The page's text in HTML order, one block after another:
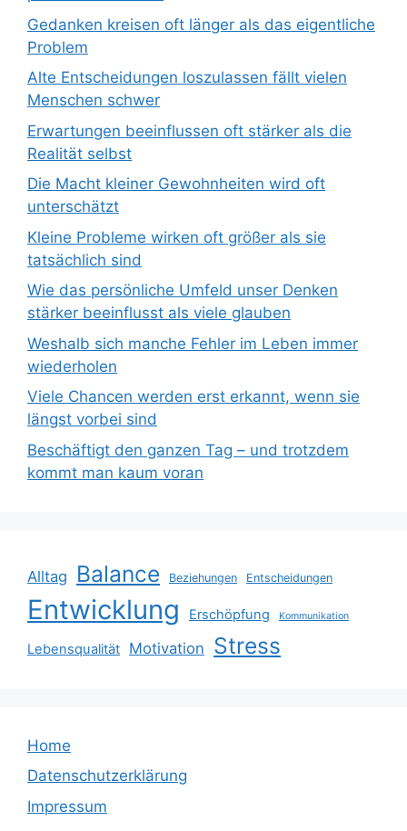
Gedanken kreisen oft länger als das eigentliche
Problem
Alte Entscheidungen loszulassen fällt vielen
Menschen schwer
Erwartungen beeinflussen oft stärker als die
Realität selbst
Die Macht kleiner Gewohnheiten wird oft
unterschätzt
Kleine Probleme wirken oft größer als sie
tatsächlich sind
Wie das persönliche Umfeld unser Denken
stärker beeinflusst als viele glauben
Weshalb sich manche Fehler im Leben immer
wiederholen
Viele Chancen werden erst erkannt, wenn sie
längst vorbei sind
Beschäftigt den ganzen Tag – und trotzdem
kommt man kaum voran
Alltag Balance Beziehungen Entscheidungen
Entwicklung Erschöpfung Kommunikation
Lebensqualität Motivation Stress
Home
Datenschutzerklärung
Impressum